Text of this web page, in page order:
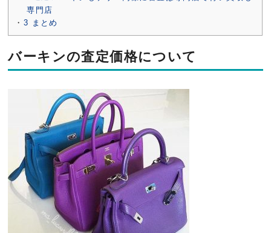
専門店
3 まとめ
バーキンの査定価格について